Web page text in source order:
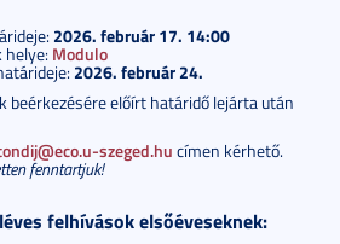
2026. február 17. 14:00
helye: Modulo
2026. február 24.
beérkezésére előírt határidő lejárta után
szeged.hu címen kérhető.
fenntartjuk!
felhívások elsőéveseknek: